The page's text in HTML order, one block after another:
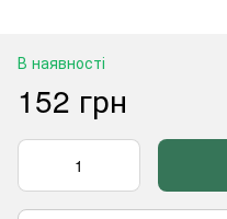
В наявності
152 грн